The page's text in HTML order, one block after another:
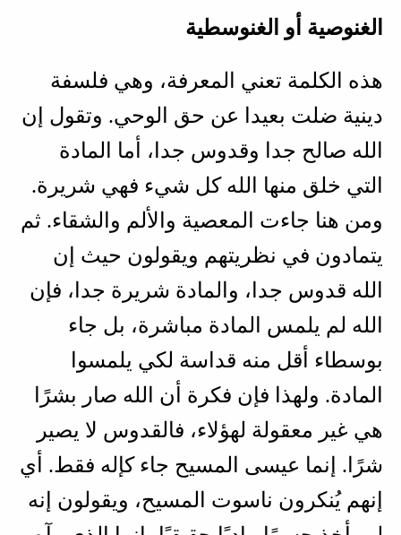
الغنوصية أو الغنوسطية
هذه الكلمة تعني المعرفة، وهي فلسفة
دينية ضلت بعيدا عن حق الوحي. وتقول إن
الله صالح جدا وقدوس جدا، أما المادة
التي خلق منها الله كل شيء فهي شريرة.
ومن هنا جاءت المعصية والألم والشقاء. ثم
يتمادون في نظريتهم ويقولون حيث إن
الله قدوس جدا، والمادة شريرة جدا، فإن
الله لم يلمس المادة مباشرة، بل جاء
بوسطاء أقل منه قداسة لكي يلمسوا
المادة. ولهذا فإن فكرة أن الله صار بشرًا
هي غير معقولة لهؤلاء، فالقدوس لا يصير
شرًا. إنما عيسى المسيح جاء كإله فقط. أي
إنهم يُنكرون ناسوت المسيح، ويقولون إنه